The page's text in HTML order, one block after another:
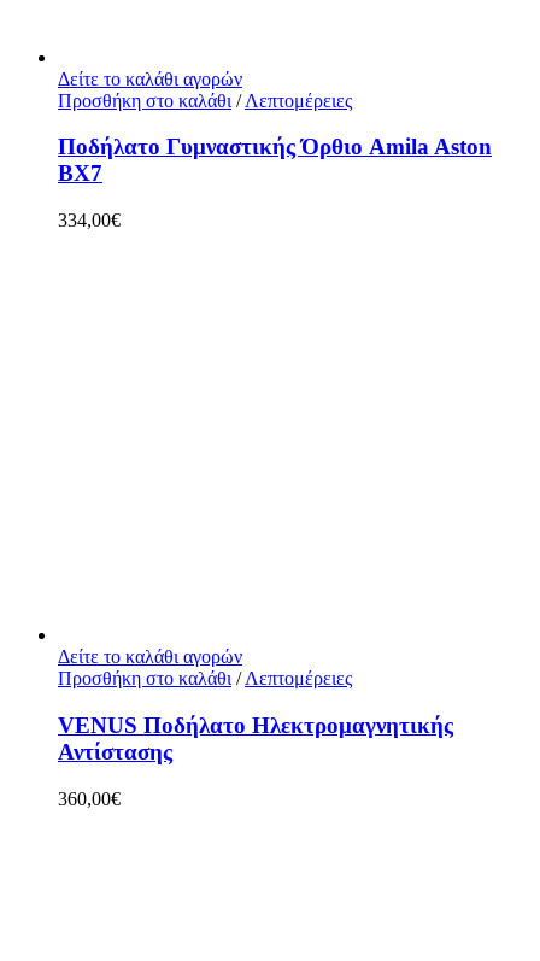
Δείτε το καλάθι αγορών
Προσθήκη στο καλάθι / Λεπτομέρειες
Ποδήλατο Γυμναστικής Όρθιο Amila Aston
BX7
334,00€
Δείτε το καλάθι αγορών
Προσθήκη στο καλάθι / Λεπτομέρειες
VENUS Ποδήλατο Ηλεκτρομαγνητικής
Αντίστασης
360,00€